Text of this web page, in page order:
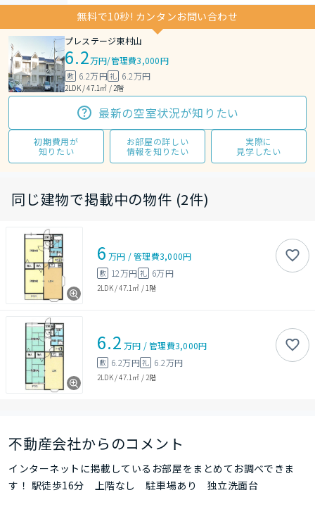
無料で10秒! カンタンお問い合わせ
プレステージ東村山
6.2万円/管理費3,000円
敷 6.2万円礼 6.2万円
2LDK / 47.1㎡ / 2階
最新の空室状況が知りたい
初期費用が
知りたい
お部屋の詳しい
情報を知りたい
実際に
見学したい
同じ建物で掲載中の物件 (2件)
6 万円 /管理費3,000円
敷 12万円 礼 6万円
2LDK/47.1㎡ / 1階
6.2 万円 /管理費3,000円
敷 6.2万円礼 6.2万円
2LDK/47.1㎡ / 2階
不動産会社からのコメント
インターネットに掲載しているお部屋をまとめてお調べできま
す！ 駅徒歩16分 上階なし 駐車場あり 独立洗面台